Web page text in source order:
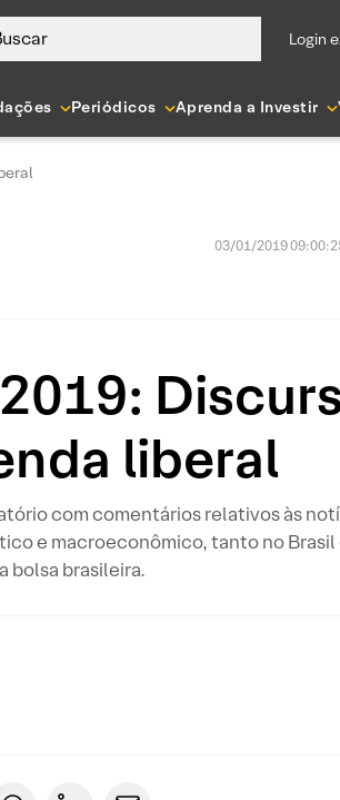
login
Periódicos Aprenda a Investir
03/01/2019
liberal
com comentários relativos às
e macroeconômico, tanto no Brasil
bolsa brasileira.